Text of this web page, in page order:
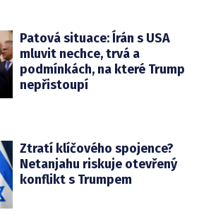
Patová situace: Írán s USA
mluvit nechce, trvá a
podmínkách, na které Trump
nepřistoupí
Ztratí klíčového spojence?
Netanjahu riskuje otevřený
konflikt s Trumpem